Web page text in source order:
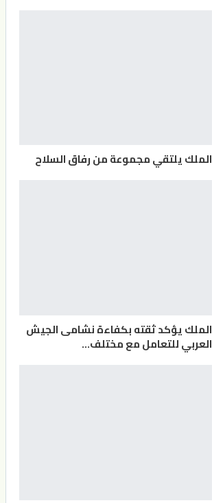
الملك يلتقي مجموعة من رفاق السلاح
الملك يؤكد ثقته بكفاءة نشامى الجيش
العربي للتعامل مع مختلف…